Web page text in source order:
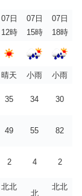
07日
12時
07日
15時
07日
18時
晴天 小雨
小雨
35 34 30
49 55 82
2 4 2
北北
北
北北